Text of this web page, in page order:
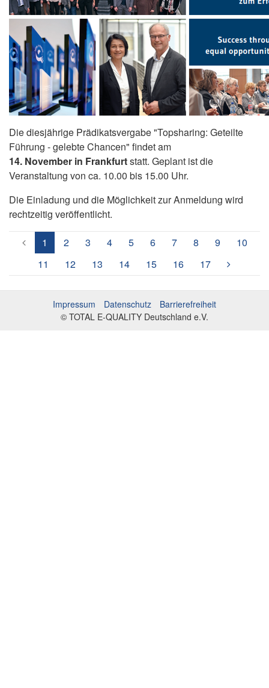
Die diesjährige Prädikatsvergabe "Topsharing: Geteilte
Führung - gelebte Chancen" findet am
14. November in Frankfurtstatt. Geplant ist die
Veranstaltung von ca. 10.00 bis 15.00 Uhr.
Die Einladung und die Möglichkeit zur Anmeldung wird
rechtzeitig veröffentlicht.
1 (aktuell)
2 3 4 5 6 7 8 9
10
11
12 13 14 15 16 17
Impressum Datenschutz
Barrierefreiheit
© TOTAL E-QUALITY Deutschland e.V.